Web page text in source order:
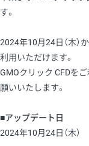
す。
2024年10月24日（木）
利用いただけます。
GMOクリック CFDを
願いいたします。
■アップデート日
2024年10月24日（木）